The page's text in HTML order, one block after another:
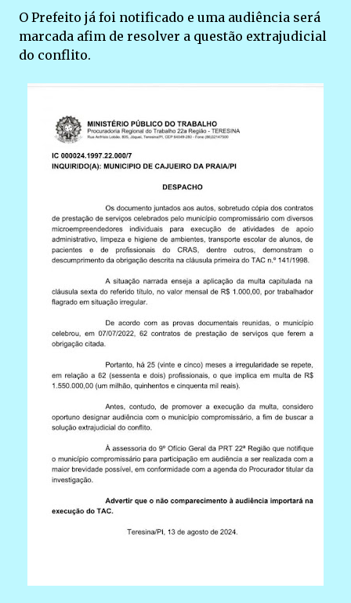
O Prefeito já foi notificado e uma audiência será
marcada afim de resolver a questão extrajudicial
do conflito.